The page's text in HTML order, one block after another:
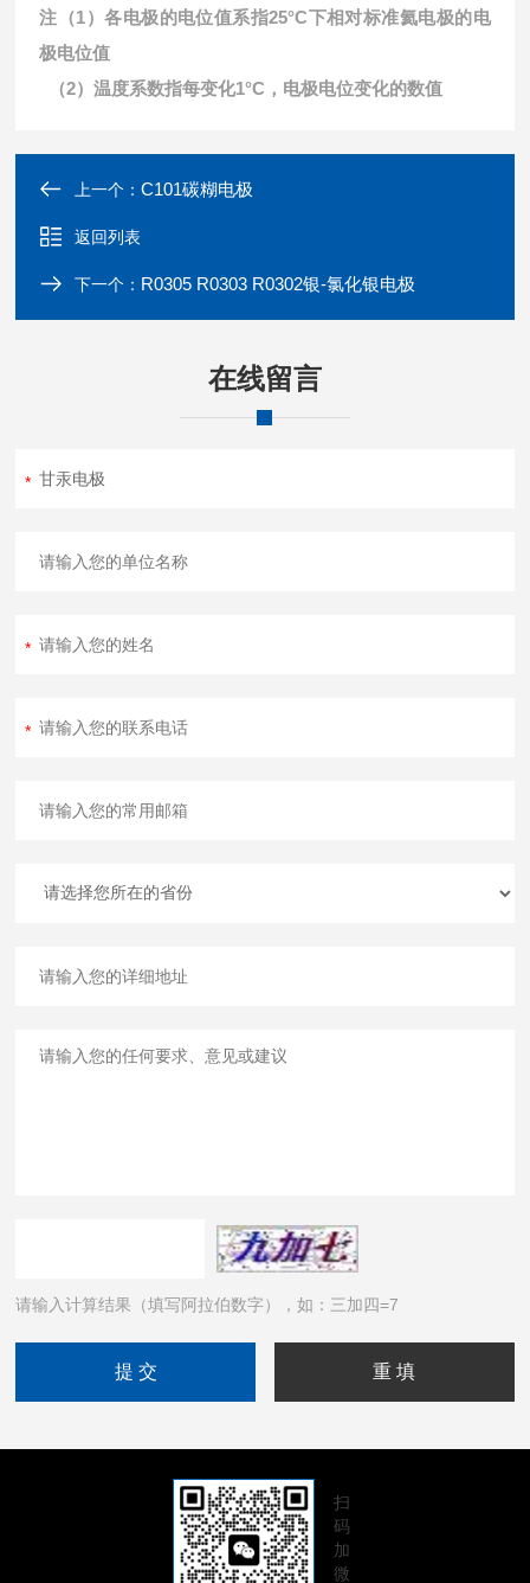
注（1）各电极的电位值系指25°C下相对标准氦电极的电
极电位值
（2）温度系数指每变化1°C，电极电位变化的数值
上一个：C101碳糊电极
返回列表
下一个： R0305 R0303 R0302银-氯化银电极
在线留言
请输入计算结果（填写阿拉伯数字），如：三加四=7
扫
码
加
微